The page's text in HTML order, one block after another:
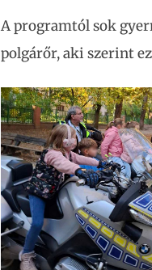
A programtól sok
polgárőr, aki szerint